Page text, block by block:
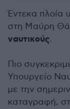
Έντεκα πλοία
στη Μαύρη
ναυτικούς.
Πιο
Υπουργείο
με την
καταγραφή,